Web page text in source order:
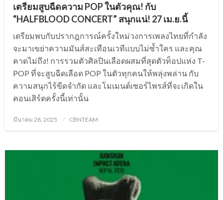
เตรียมสูบฉีดความ POP ในตัวคุณ! กับ
“HALFBLOOD CONCERT” สนุกแน่! 27 เม.ย.นี้
เตรียมพบกับปรากฎการณ์ครั้งใหม่วงการเพลงไทยที่กำลัง
จะมาเขย่าความมันส์สะเทือนเวทีแบบไม่ซ้ำใคร และคุณ
คาดไม่ถึง! การรวมตัวศิลปินเลือดผสมที่สุดตัวท็อปแห่ง T-
POP ที่จะสูบฉีดเลือด POP ในตัวทุกคนให้พลุ่งพล่าน กับ
ความสนุกไร้ขีดจำกัด และโมเมนต์เซอร์ไพรส์ที่จะเกิดใน
คอนเสิร์ตครั้งนี้เท่านั้น
Posted
มีนาคม 28, 2025 CBNTEAM